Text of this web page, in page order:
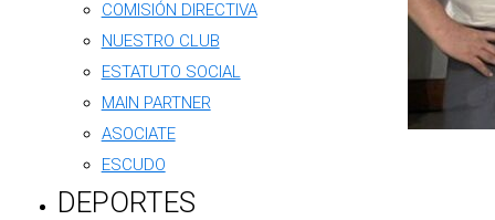
COMISIÓN DIRECTIVA
NUESTRO CLUB
ESTATUTO SOCIAL
MAIN PARTNER
ASOCIATE
ESCUDO
DEPORTES